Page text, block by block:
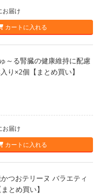
お届け
カートに入れる
～る腎臓の健康維持に配慮
り×2個【まとめ買い】
お届け
カートに入れる
つおテリーヌ バラエティ
とめ買い】